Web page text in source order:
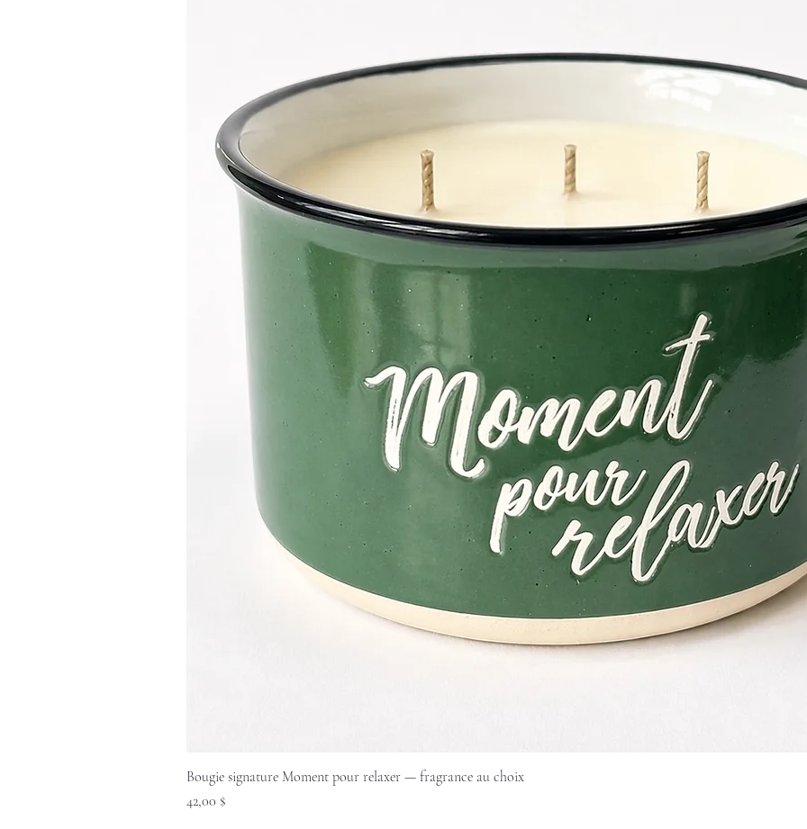
Bougie signature Moment pour relaxer — fragrance au choix
Prix
42,00 $